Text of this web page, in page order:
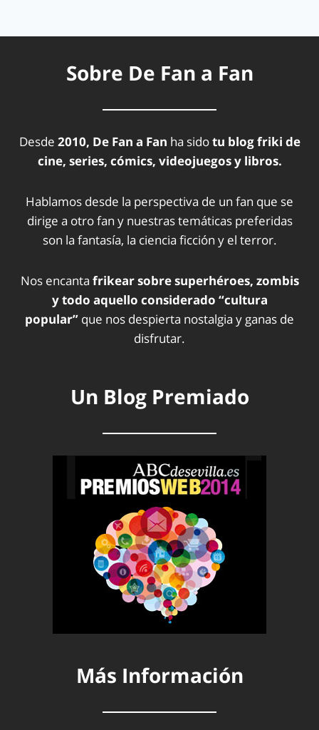
Sobre De Fan a Fan
Desde 2010, De Fan a Fan ha sidotu blog friki de
cine, series, cómics, videojuegos y libros.
Hablamos desde la perspectiva de un fan que se
dirige a otro fan y nuestras temáticas preferidas
son la fantasía, la ciencia ficción y el terror.
Nos encanta frikear sobre superhéroes, zombis
y todo aquello considerado “cultura
popular” que nos despierta nostalgia y ganas de
disfrutar.
Un Blog Premiado
Más Información